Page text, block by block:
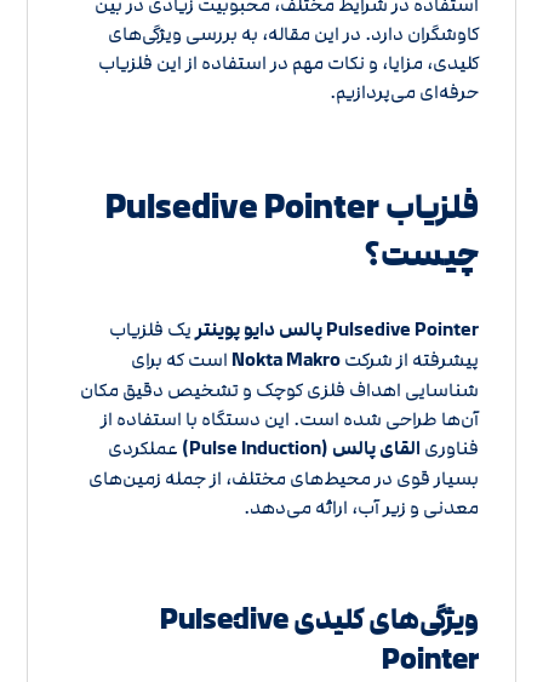
کاوشگران دارد. در این مقاله، به بررسی ویژگی‌های
کلیدی، مزایا، و نکات مهم در استفاده از این فلزیاب
حرفه‌ای می‌پردازیم.
فلزیاب Pulsedive Pointer
چیست؟
Pulsedive Pointer پالس دایو پوینتر
یک فلزیاب
پیشرفته از شرکتNokta Makro است که برای
شناسایی اهداف فلزی کوچک و تشخیص دقیق مکان
آن‌ها طراحی شده است. این دستگاه با استفاده از
فناوری القای پالس (Pulse Induction)
عملکردی
بسیار قوی در محیط‌های مختلف، از جمله زمین‌های
معدنی و زیر آب، ارائه می‌دهد.
ویژگی‌های کلیدی Pulsedive
Pointer